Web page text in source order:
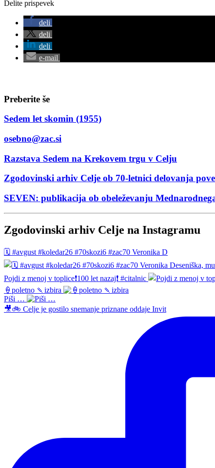
Delite prispevek
deli
deli
deli
e-mail
Preberite še
Sedem let skomin (1955)
osebno@zac.si
Razstava Sedem na Krekovem trgu v Celju
Zgodovinski arhiv Celje ob 70-letnici delovanja
SEVEN: publikacija ob obeleževanju
Zgodovinski arhiv Celje na Instagramu
🗓️ #avgust #koledar26 #70skozi6 #zac70 Veronika D
Pojdi z menoj v toplice❗️100 let nazaj❗️ #citalnic
🍦poletno 🍡izbira
Piši …
🎥🚲 Celje je gostilo snemanje priznane oddaje Invit